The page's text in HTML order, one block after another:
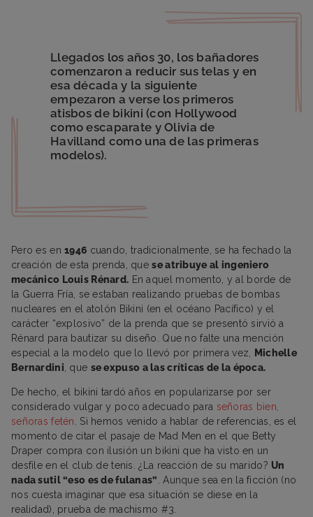
Llegados los años 30, los bañadores
comenzaron a reducir sus telas y en
esa década y la siguiente
empezaron a verse los primeros
atisbos de bikini (con Hollywood
como escaparate y Olivia de
Havilland como una de las primeras
modelos).
Pero es en1946 cuando, tradicionalmente, se ha fechado la
creación de esta prenda, quese atribuye al ingeniero
mecánico Louis Rénard. En aquel momento, y al borde de
la Guerra Fría, se estaban realizando pruebas de bombas
nucleares en el atolón Bikini (en el océano Pacífico) y el
carácter “explosivo” de la prenda que se presentó sirvió a
Rénard para bautizar su diseño. Que no falte una mención
especial a la modelo que lo llevó por primera vez,
Michelle
Bernardini , que se expuso a las críticas de la época.
De hecho, el bikini tardó años en popularizarse por ser
considerado vulgar y poco adecuado para señoras bien,
señoras fetén
. Si hemos venido a hablar de referencias, es el
momento de citar el pasaje de Mad Men en el que Betty
Draper compra con ilusión un bikini que ha visto en un
desfile en el club de tenis. ¿La reacción de su marido? Un
nada sutil “eso es de fulanas” . Aunque sea en la ficción (no
nos cuesta imaginar que esa situación se diese en la
realidad), prueba de machismo #3.